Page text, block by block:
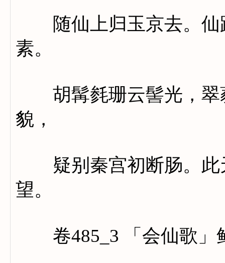
随仙上归玉京去。仙
素。
胡髯毵珊云髻光，翠
貌，
疑别秦宫初断肠。此
望。
卷485_3 「会仙歌」